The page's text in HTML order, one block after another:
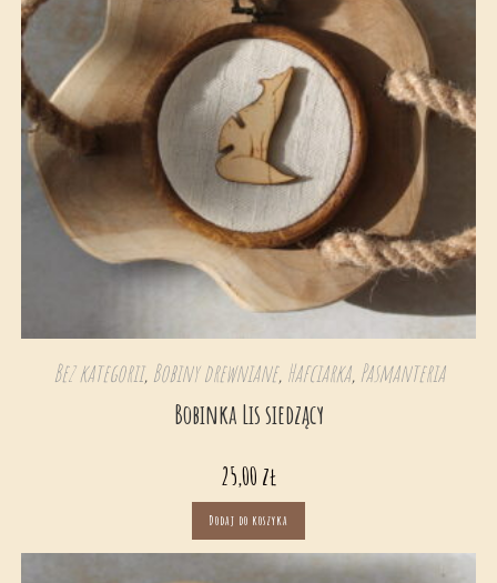
Bez kategorii, Bobiny drewniane, Hafciarka, Pasmanteria
Bobinka Lis siedzący
25,00 zł
Dodaj do koszyka